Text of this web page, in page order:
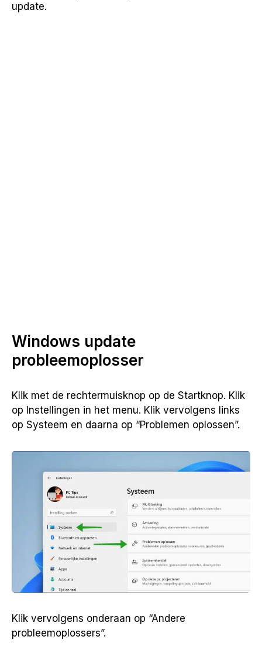
update.
Windows update
probleemoplosser
Klik met de rechtermuisknop op de Startknop. Klik
op Instellingen in het menu. Klik vervolgens links
op Systeem en daarna op “Problemen oplossen”.
Klik vervolgens onderaan op “Andere
probleemoplossers”.